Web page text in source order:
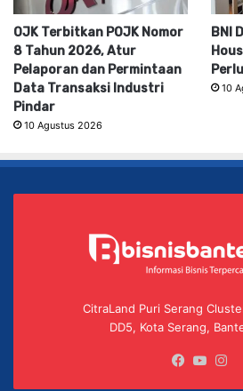
OJK Terbitkan POJK Nomor
8 Tahun 2026, Atur
Pelaporan dan Permintaan
Data Transaksi Industri
Pindar
10 Agustus 2026
BNI
10
CitraLand Puri Serang
DD5, Kota Serang,
Facebook